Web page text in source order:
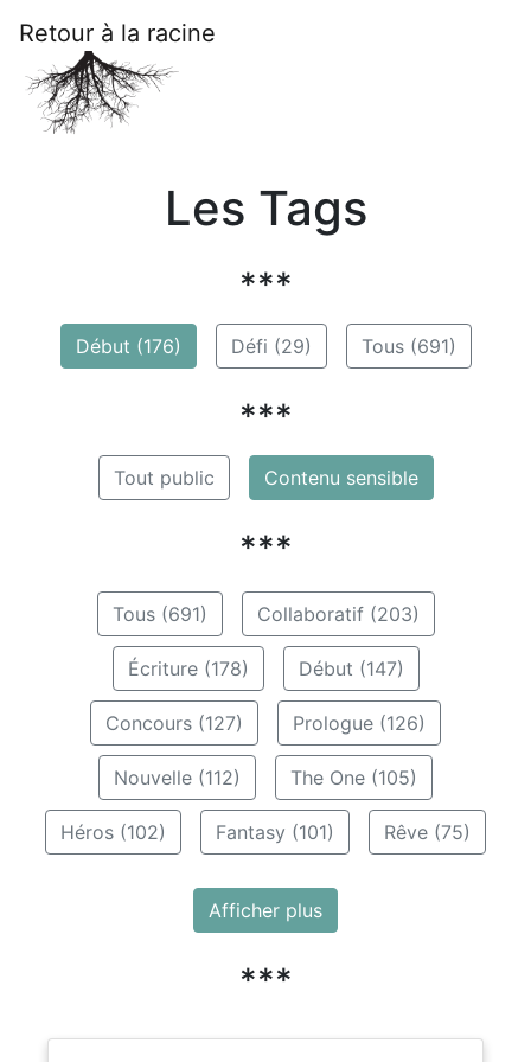
Retour à la racine
Les Tags
***
Début (176) Défi (29) Tous (691)
***
Tout public Contenu sensible
***
Tous (691) Collaboratif (203)
Écriture (178) Début (147)
Concours (127) Prologue (126)
Nouvelle (112) The One (105)
Héros (102) Fantasy (101) Rêve (75)
Afficher plus
***